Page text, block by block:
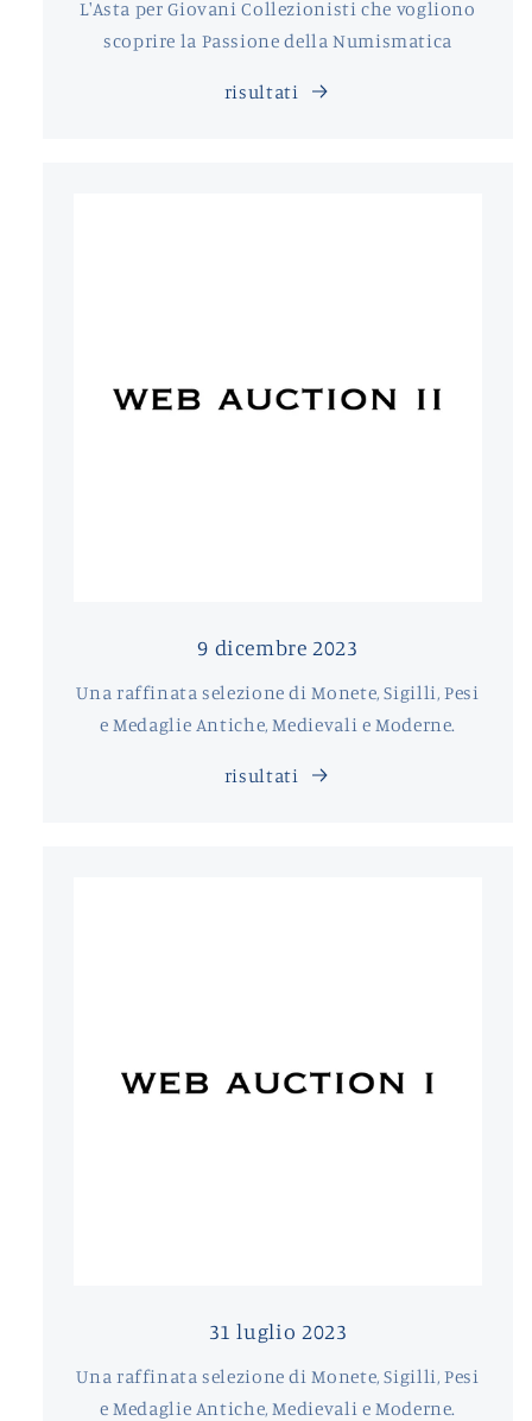
L'Asta per Giovani Collezionisti che vogliono
scoprire la Passione della Numismatica
risultati
9 dicembre 2023
Una raffinata selezione di Monete, Sigilli, Pesi
e Medaglie Antiche, Medievali e Moderne.
risultati
31 luglio 2023
Una raffinata selezione di Monete, Sigilli, Pesi
e Medaglie Antiche, Medievali e Moderne.